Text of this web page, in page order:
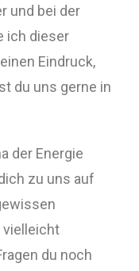
und bei der
ich dieser
Eindruck,
du uns gerne in
der Energie
zu uns auf
vielleicht
du noch